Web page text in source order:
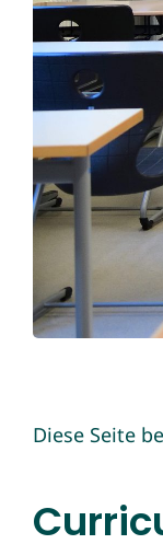
Diese Seite